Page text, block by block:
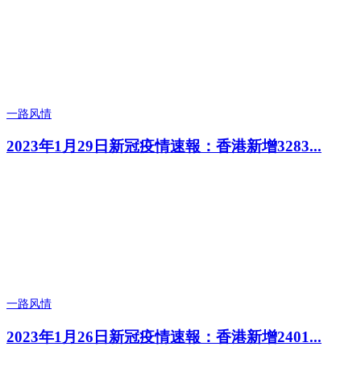
一路风情
2023年1月29日新冠疫情速報：香港新增3283...
一路风情
2023年1月26日新冠疫情速報：香港新增2401...